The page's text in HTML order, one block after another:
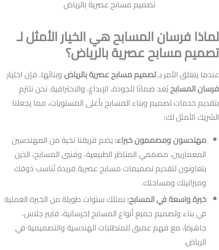
تصميم مسابح عصرية بالرياض
لماذا فرسان المسابح هي الخيار الأمثل لـ
تصميم مسابح عصرية بالرياض؟
عندما يتعلق الأمر بـتصميم مسابح عصرية بالرياضوبنائها، فإن اختيار
فرسان المسابحيُعد ضمانًا للجودة، الإبداع، والاحترافية. نحن نلتزم
بتقديم خدمات تصميم وبناء المسابح بأعلى المستويات، مما يجعلنا
الشريك الأمثل لك:
مهندسون ومصممون خبراء:يضم فريقنا نخبة من المهندسين
المعماريين، مصممي المناظر الطبيعية، وفنيي المسابح، الذين
يتعاونون لتقديم تصميمات مسابح عصرية فريدة تُناسب ذوقك
وميزانيتك ومساحتك.
خبرة واسعة في المسابح: نمتلك سنوات طويلة من الخبرة العملية
في بناء وتصميم جميع أنواع المسابح (خرسانية، فايبر جلاس،
جاهزة)، مع فهم عميق للمتطلبات الهندسية والتصميمية في
الرياض.